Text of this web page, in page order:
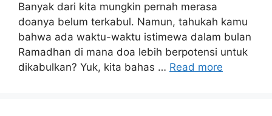
Banyak dari kita mungkin pernah merasa
doanya belum terkabul. Namun, tahukah kamu
bahwa ada waktu-waktu istimewa dalam bulan
Ramadhan di mana doa lebih berpotensi untuk
dikabulkan? Yuk, kita bahas … Read more